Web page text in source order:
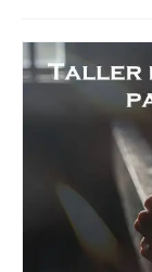
COF
BUENOS